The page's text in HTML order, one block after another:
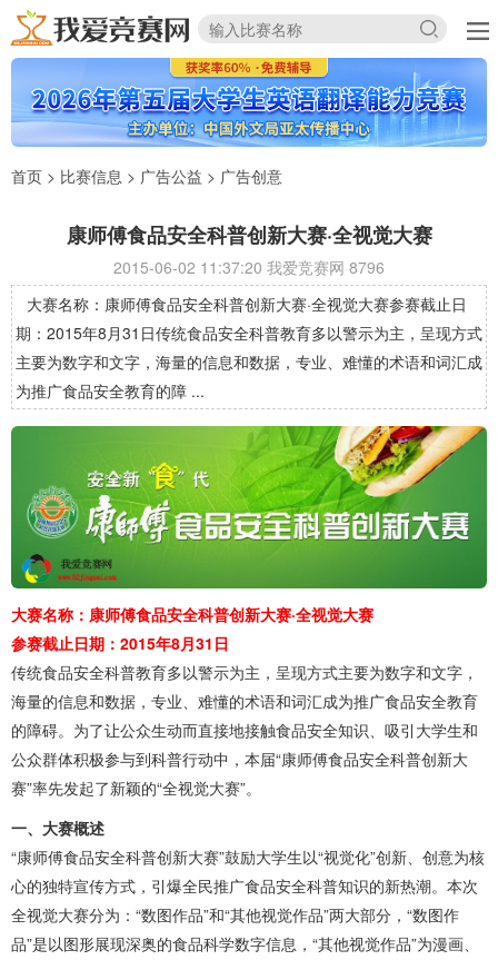
首页 > 比赛信息 > 广告公益 > 广告创意
康师傅食品安全科普创新大赛·全视觉大赛
2015-06-02 11:37:20 我爱竞赛网 8796
大赛名称：康师傅食品安全科普创新大赛·全视觉大赛参赛截止日
期：2015年8月31日传统食品安全科普教育多以警示为主，呈现方式
主要为数字和文字，海量的信息和数据，专业、难懂的术语和词汇成
为推广食品安全教育的障 ...
大赛名称：康师傅食品安全科普创新大赛·全视觉大赛
参赛截止日期：2015年8月31日
传统食品安全科普教育多以警示为主，呈现方式主要为数字和文字，
海量的信息和数据，专业、难懂的术语和词汇成为推广食品安全教育
的障碍。为了让公众生动而直接地接触食品安全知识、吸引大学生和
公众群体积极参与到科普行动中，本届“康师傅食品安全科普创新大
赛”率先发起了新颖的“全视觉大赛”。
一、大赛概述
“康师傅食品安全科普创新大赛”鼓励大学生以“视觉化”创新、创意为核
心的独特宣传方式，引爆全民推广食品安全科普知识的新热潮。本次
全视觉大赛分为：“数图作品”和“其他视觉作品”两大部分，“数图作
品”是以图形展现深奥的食品科学数字信息，“其他视觉作品”为漫画、